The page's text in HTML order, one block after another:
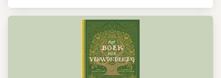
kunt zijn voor de wereld om je heen als je eerst eerlijk
naar jezelf durft te kijken. 'De reis naar minder ik' staat vol
persoonlijke verhalen die herkenning oproepen en
reflecteren op de tegenstrijdigheid die je als christen kan
ervaren. Een boek dat op een luchtige manier probeert
ons te scherpen en inspireren.